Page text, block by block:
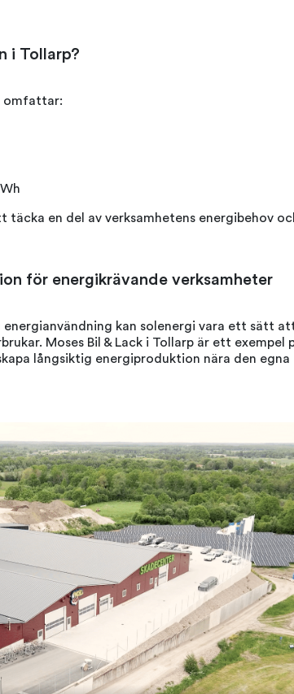
i Tollarp?
omfattar:
en del av verksamhetens energibehov
för energikrävande verksamheter
kan solenergi vara ett sätt
Moses Bil & Lack i Tollarp är ett exempel
långsiktig energiproduktion nära den egna